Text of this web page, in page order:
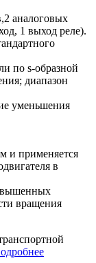
аналоговых
1 выход реле).
по s-образной
диапазон
уменьшения
и применяется
в
вращения